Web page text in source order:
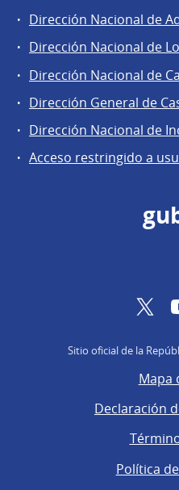
Áreas
la
Dirección
General
de
Secretaría
Dirección Nacional de
Dirección Nacional de
Dirección Nacional de
Dirección General de
Dirección Nacional de
Acceso restringido a
Sitio oficial de la
Mapa
Declaración
Política